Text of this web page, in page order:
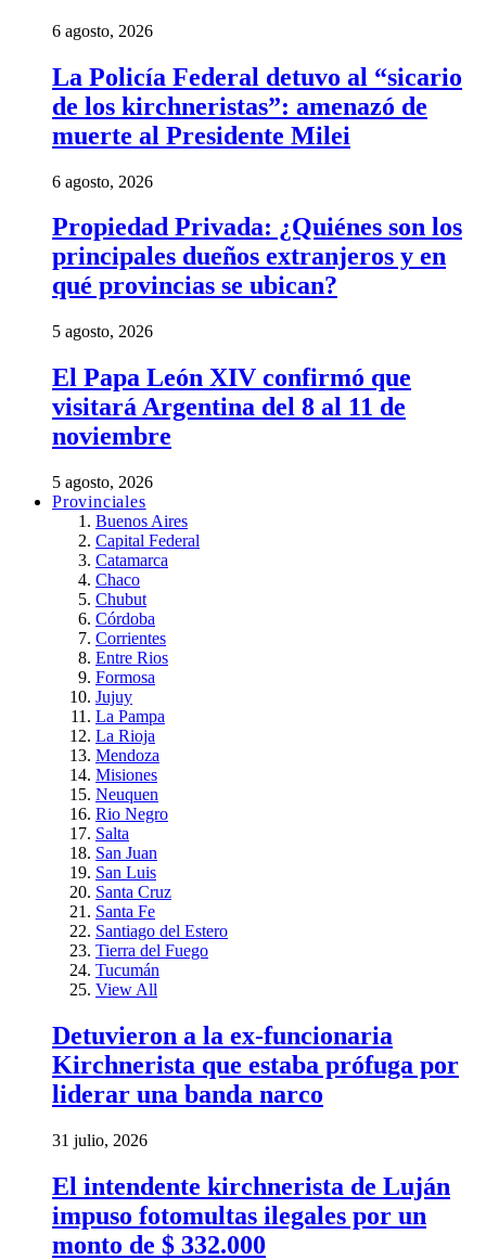
6 agosto, 2026
La Policía Federal detuvo al “sicario
de los kirchneristas”: amenazó de
muerte al Presidente Milei
6 agosto, 2026
Propiedad Privada: ¿Quiénes son los
principales dueños extranjeros y en
qué provincias se ubican?
5 agosto, 2026
El Papa León XIV confirmó que
visitará Argentina del 8 al 11 de
noviembre
5 agosto, 2026
Provinciales
Buenos Aires
Capital Federal
Catamarca
Chaco
Chubut
Córdoba
Corrientes
Entre Rios
Formosa
Jujuy
La Pampa
La Rioja
Mendoza
Misiones
Neuquen
Rio Negro
Salta
San Juan
San Luis
Santa Cruz
Santa Fe
Santiago del Estero
Tierra del Fuego
Tucumán
View All
Detuvieron a la ex-funcionaria
Kirchnerista que estaba prófuga por
liderar una banda narco
31 julio, 2026
El intendente kirchnerista de Luján
impuso fotomultas ilegales por un
monto de $ 332.000